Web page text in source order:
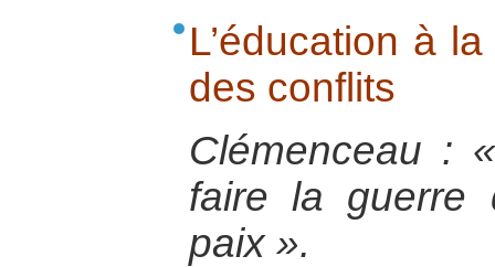
L’éducation à
des conflits
Clémenceau :
faire la guerre
paix ».